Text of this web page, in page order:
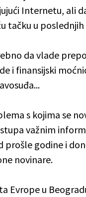
Internetu, ali
tačku u
da vlade
i finansijski
s kojima se
važnim
prošle godine i
novinare.
Evrope u